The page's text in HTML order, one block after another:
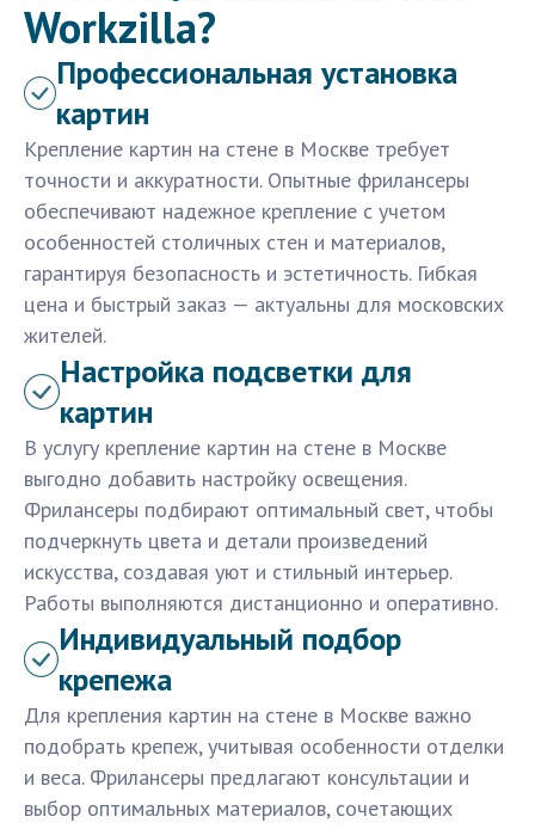
Workzilla?
Профессиональная установка
картин
Крепление картин на стене в Москве требует
точности и аккуратности. Опытные фрилансеры
обеспечивают надежное крепление с учетом
особенностей столичных стен и материалов,
гарантируя безопасность и эстетичность. Гибкая
цена и быстрый заказ — актуальны для московских
жителей.
Настройка подсветки для
картин
В услугу крепление картин на стене в Москве
выгодно добавить настройку освещения.
Фрилансеры подбирают оптимальный свет, чтобы
подчеркнуть цвета и детали произведений
искусства, создавая уют и стильный интерьер.
Работы выполняются дистанционно и оперативно.
Индивидуальный подбор
крепежа
Для крепления картин на стене в Москве важно
подобрать крепеж, учитывая особенности отделки
и веса. Фрилансеры предлагают консультации и
выбор оптимальных материалов, сочетающих